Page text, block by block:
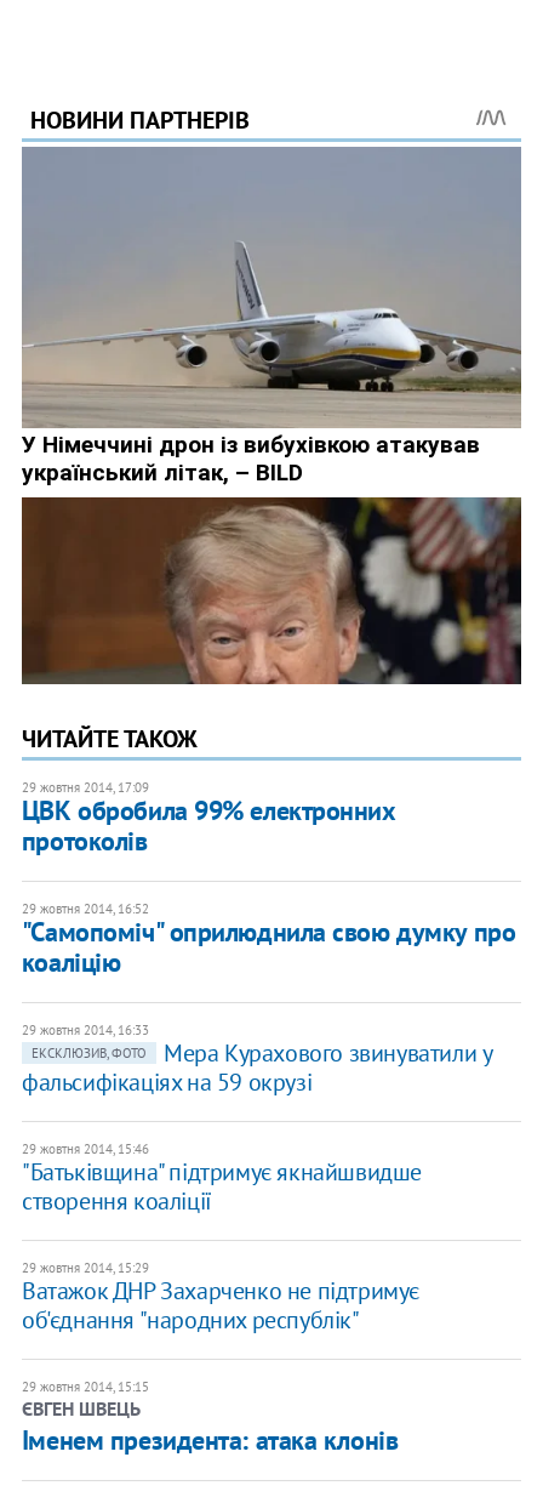
ЧИТАЙТЕ ТАКОЖ
29 жовтня 2014, 17:09
ЦВК обробила 99% електронних
протоколів
29 жовтня 2014, 16:52
"Самопоміч" оприлюднила свою думку про
коаліцію
29 жовтня 2014, 16:33
ЕКСКЛЮЗИВ, ФОТО
Мера Курахового звинуватили у
фальсифікаціях на 59 окрузі
29 жовтня 2014, 15:46
"Батьківщина" підтримує якнайшвидше
створення коаліції
29 жовтня 2014, 15:29
Ватажок ДНР Захарченко не підтримує
об'єднання "народних республік"
29 жовтня 2014, 15:15
ЄВГЕН ШВЕЦЬ
Іменем президента: атака клонів